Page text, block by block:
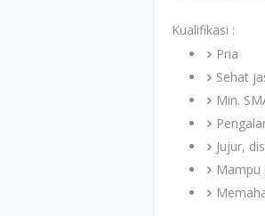
Kualifikasi :
Pria
Sehat
Min.
Jujur,
Mampu